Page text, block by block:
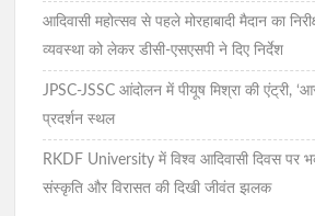
आदिवासी महोत्सव से पहले मोरहाबादी मैदान का
व्यवस्था को लेकर डीसी-एसएसपी ने दिए निर्देश
JPSC-JSSC आंदोलन में पीयूष मिश्रा की एंट्री,
प्रदर्शन स्थल
RKDF University में विश्व आदिवासी दिवस पर
संस्कृति और विरासत की दिखी जीवंत झलक